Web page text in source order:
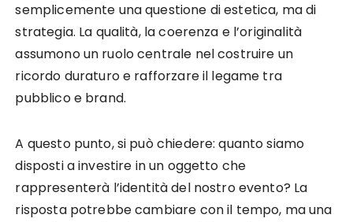
semplicemente una questione di estetica, ma di
strategia. La qualità, la coerenza e l’originalità
assumono un ruolo centrale nel costruire un
ricordo duraturo e rafforzare il legame tra
pubblico e brand.
A questo punto, si può chiedere: quanto siamo
disposti a investire in un oggetto che
rappresenterà l’identità del nostro evento? La
risposta potrebbe cambiare con il tempo, ma una